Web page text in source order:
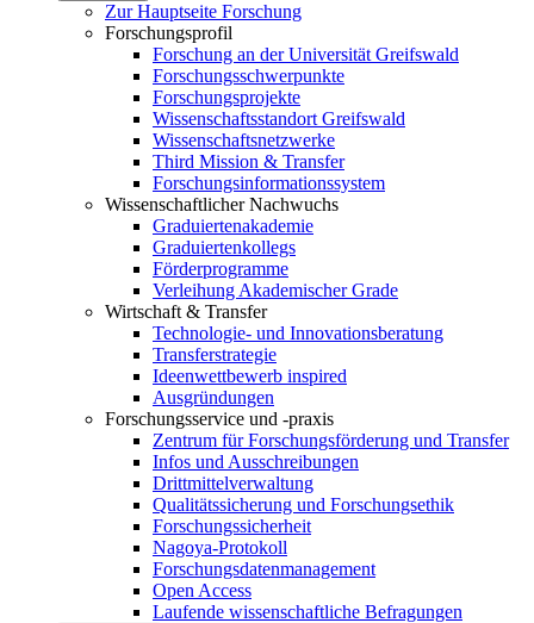
Zur Hauptseite Forschung
Forschungsprofil
Forschung an der Universität Greifswald
Forschungsschwerpunkte
Forschungsprojekte
Wissenschaftsstandort Greifswald
Wissenschaftsnetzwerke
Third Mission & Transfer
Forschungsinformationssystem
Wissenschaftlicher Nachwuchs
Graduiertenakademie
Graduiertenkollegs
Förderprogramme
Verleihung Akademischer Grade
Wirtschaft & Transfer
Technologie- und Innovationsberatung
Transferstrategie
Ideenwettbewerb inspired
Ausgründungen
Forschungsservice und -praxis
Zentrum für Forschungsförderung und Transfer
Infos und Ausschreibungen
Drittmittelverwaltung
Qualitätssicherung und Forschungsethik
Forschungssicherheit
Nagoya-Protokoll
Forschungsdatenmanagement
Open Access
Laufende wissenschaftliche Befragungen